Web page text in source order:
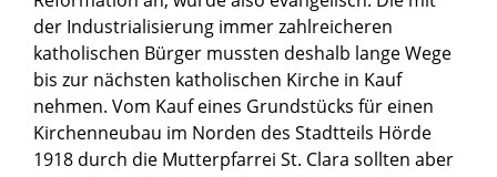
der Industrialisierung immer zahlreicheren
katholischen Bürger mussten deshalb lange Wege
bis zur nächsten katholischen Kirche in Kauf
nehmen. Vom Kauf eines Grundstücks für einen
Kirchenneubau im Norden des Stadtteils Hörde
1918 durch die Mutterpfarrei St. Clara sollten aber